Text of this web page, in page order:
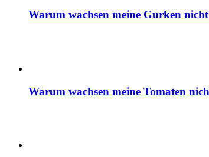
Warum wachsen meine Gurken
Warum wachsen meine Tomaten